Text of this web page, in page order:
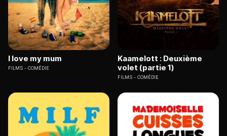
I love my mum
FILMS COMÉDIE
Kaamelott : Deuxième
volet (partie 1)
FILMS COMÉDIE